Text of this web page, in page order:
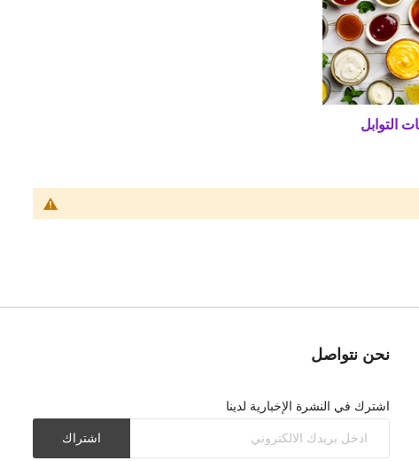
التوابل
نحن نتواصل
اشترك في النشرة الإخبارية لدينا
اشتراك